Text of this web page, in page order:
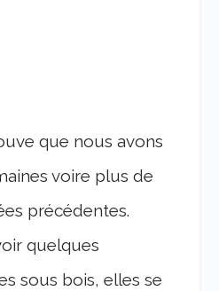
que nous avons
voire plus de
précédentes.
quelques
sous bois, elles se